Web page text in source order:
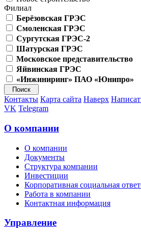
Филиал
Берёзовская ГРЭС
Смоленская ГРЭС
Сургутская ГРЭС-2
Шатурская ГРЭС
Московское представительство
Яйвинская ГРЭС
«Инжиниринг» ПАО «Юнипро»
Контакты Карта сайта Наверх
VK Telegram
О компании
О компании
Документы
Структура компании
Инвестиции
Корпоративная социальная
Работа в компании
Контактная информация
Управление